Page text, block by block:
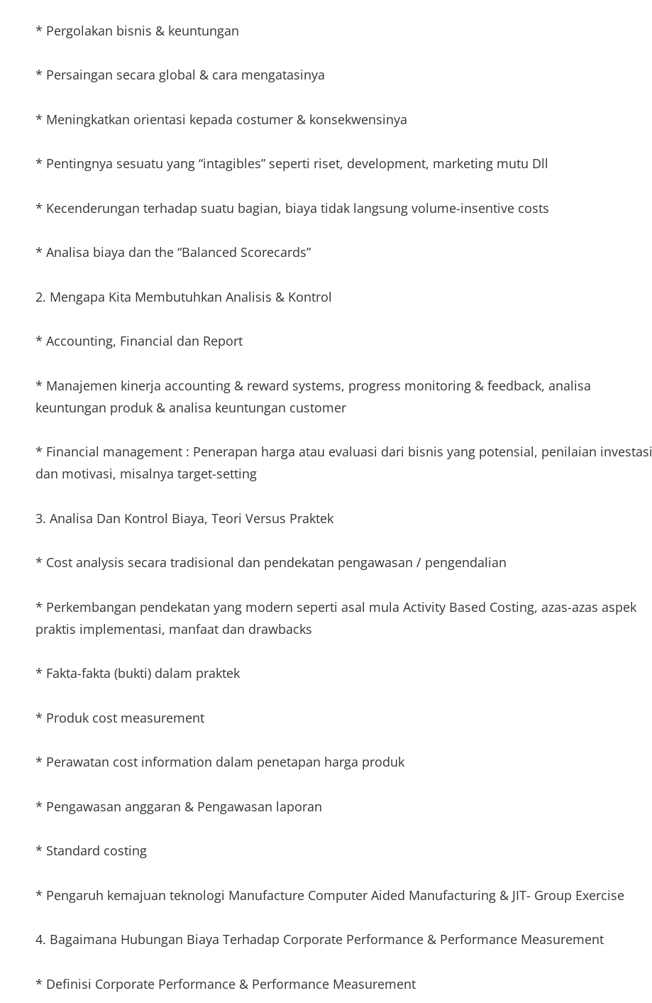
* Pergolakan bisnis & keuntungan
* Persaingan secara global & cara mengatasinya
* Meningkatkan orientasi kepada costumer & konsekwensinya
* Pentingnya sesuatu yang “intagibles” seperti riset, development, marketing mutu Dll
* Kecenderungan terhadap suatu bagian, biaya tidak langsung volume-insentive costs
* Analisa biaya dan the “Balanced Scorecards”
2. Mengapa Kita Membutuhkan Analisis & Kontrol
* Accounting, Financial dan Report
* Manajemen kinerja accounting & reward systems, progress monitoring & feedback, analisa
keuntungan produk & analisa keuntungan customer
* Financial management : Penerapan harga atau evaluasi dari bisnis yang potensial, penilaian investasi
dan motivasi, misalnya target-setting
3. Analisa Dan Kontrol Biaya, Teori Versus Praktek
* Cost analysis secara tradisional dan pendekatan pengawasan / pengendalian
* Perkembangan pendekatan yang modern seperti asal mula Activity Based Costing, azas-azas aspek
praktis implementasi, manfaat dan drawbacks
* Fakta-fakta (bukti) dalam praktek
* Produk cost measurement
* Perawatan cost information dalam penetapan harga produk
* Pengawasan anggaran & Pengawasan laporan
* Standard costing
* Pengaruh kemajuan teknologi Manufacture Computer Aided Manufacturing & JIT- Group Exercise
4. Bagaimana Hubungan Biaya Terhadap Corporate Performance & Performance Measurement
* Definisi Corporate Performance & Performance Measurement